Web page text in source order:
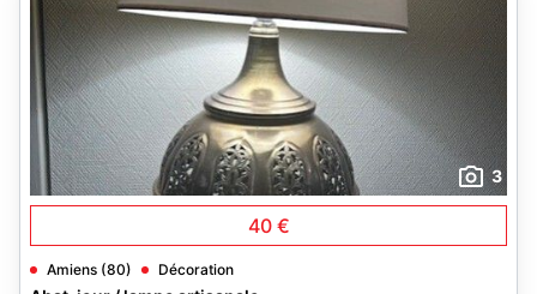
3
40 €
Amiens (80) Décoration